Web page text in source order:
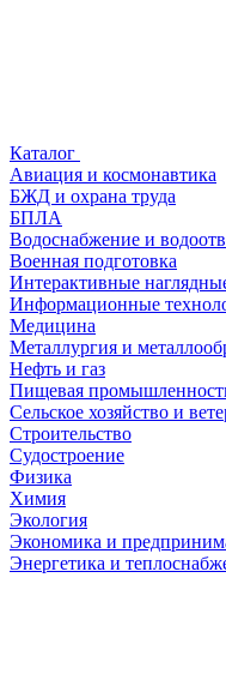
Каталог
Авиация и космонавтика
БЖД и охрана труда
БПЛА
Водоснабжение и
Военная подготовка
Интерактивные
Информационные
Медицина
Металлургия и
Нефть и газ
Пищевая
Сельское хозяйство и
Строительство
Судостроение
Физика
Химия
Экология
Экономика и
Энергетика и